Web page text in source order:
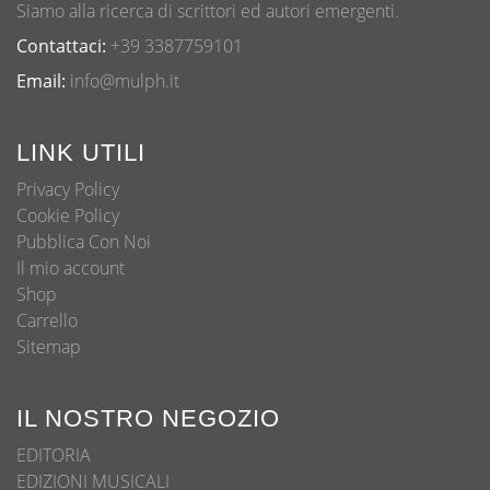
Siamo alla ricerca di scrittori ed autori emergenti.
Contattaci: +39 3387759101
Email: info@mulph.it
LINK UTILI
Privacy Policy
Cookie Policy
Pubblica Con Noi
Il mio account
Shop
Carrello
Sitemap
IL NOSTRO NEGOZIO
EDITORIA
EDIZIONI MUSICALI